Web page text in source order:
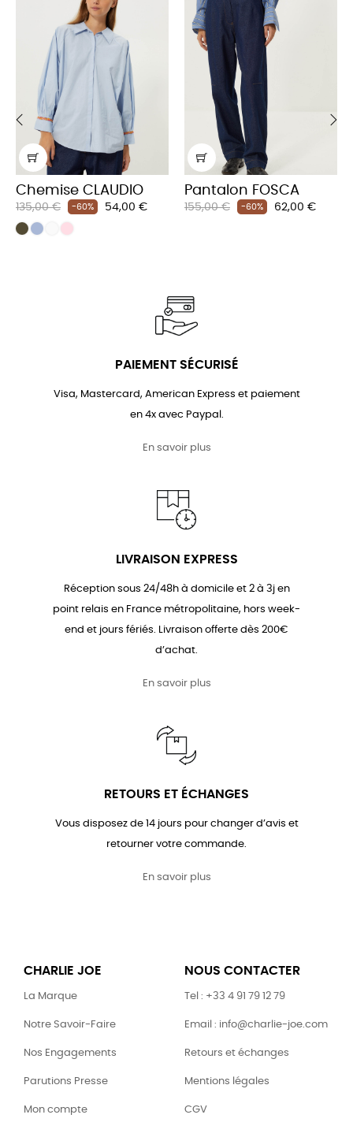
Chemise CLAUDIO
Prix
habituel
135,00 € -60% Prix
54,00 €
Pantalon FOSCA
Prix
155,00 € -60% Prix
62,00 €
‹
PAIEMENT SÉCURISÉ
Visa, Mastercard, American Express et paiement
en 4x avec Paypal.
En savoir plus
LIVRAISON EXPRESS
Réception sous 24/48h à domicile et 2 à 3j en
point relais en France métropolitaine, hors week-
end et jours fériés. Livraison offerte dès 200€
d’achat.
En savoir plus
RETOURS ET ÉCHANGES
Vous disposez de 14 jours pour changer d’avis et
retourner votre commande.
En savoir plus
CHARLIE JOE
La Marque
Notre Savoir-Faire
Nos Engagements
Parutions Presse
Mon compte
NOUS CONTACTER
Tel : +33 4 91 79 12 79
Email : info@charlie-joe.com
Retours et échanges
Mentions légales
CGV